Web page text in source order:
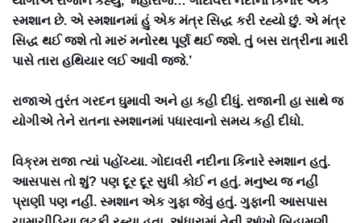
સ્મશાન છે. એ સ્મશાનમાં હું એક મંત્ર સિદ્ધ કરી રહ્યો છું. એ મંત્ર
સિદ્ધ થઈ જશે તો મારું મનોરથ પૂર્ણ થઈ જશે. તું બસ રાત્રીના મારી
પાસે તારા હથિયાર લઈ આવી જજે.’
રાજાએ તુરંત ગરદન ઘુમાવી અને હા કહી દીધું. રાજાની હા સાથે જ
યોગીએ તેને રાતના સ્મશાનમાં પધારવાનો સમય કહી દીધો.
વિક્રમ રાજા ત્યાં પહોંચ્યા. ગોદાવરી નદીના કિનારે સ્મશાન હતું.
આસપાસ તો શું? પણ દૂર દૂર સુધી કોઈ ન હતું. મનુષ્ય જ નહીં
પ્રાણી પણ નહીં. સ્મશાન એક ગુફા જેવું હતું. ગુફાની આસપાસ